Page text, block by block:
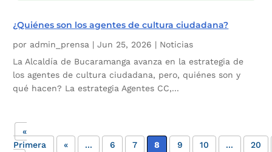
¿Quiénes son los agentes de cultura ciudadana?
por admin_prensa |Jun 25, 2026 | Noticias
La Alcaldía de Bucaramanga avanza en la estrategia de
los agentes de cultura ciudadana, pero, quiénes son y
qué hacen? La estrategia Agentes CC,...
«
Primera
« ... 6 7 8 9 10 ...
20